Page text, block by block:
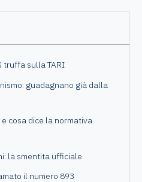
truffa sulla TARI
guadagnano già dalla
cosa dice la normativa
la smentita ufficiale
il numero 893